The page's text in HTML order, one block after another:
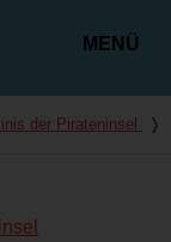
MENÜ
der Pirateninsel ❭